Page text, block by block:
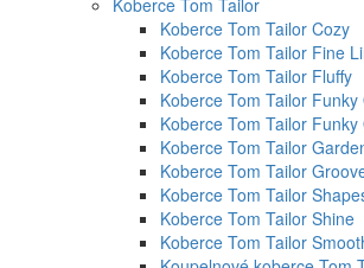
Koberce Tom Tailor
Koberce Tom Tailor Cozy
Koberce Tom Tailor Fine
Koberce Tom Tailor Fluffy
Koberce Tom Tailor Funky
Koberce Tom Tailor
Koberce Tom Tailor
Koberce Tom Tailor
Koberce Tom Tailor
Koberce Tom Tailor Shine
Koberce Tom Tailor